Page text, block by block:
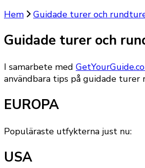
Hem
Guidade turer och
Guidade turer och
I samarbete med
användbara tips på guidade turer
EUROPA
Populäraste utfykterna just nu:
USA